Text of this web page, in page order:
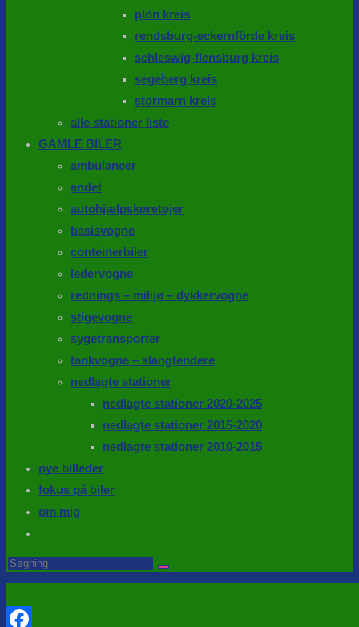
plön kreis
rendsburg-eckernförde kreis
schleswig-flensburg kreis
segeberg kreis
stormarn kreis
alle stationer liste
GAMLE BILER
ambulancer
andet
autohjælpskøretøjer
basisvogne
conteinerbiler
ledervogne
rednings – milijø – dykkervogne
stigevogne
sygetransporter
tankvogne – slangtendere
nedlagte stationer
nedlagte stationer 2020-2025
nedlagte stationer 2015-2020
nedlagte stationer 2010-2015
nye billeder
fokus på biler
om mig
website
search
Search
this
website